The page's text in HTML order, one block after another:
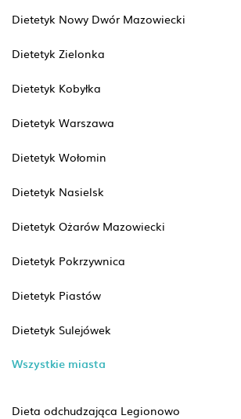
Dietetyk Nowy Dwór Mazowiecki
Dietetyk Zielonka
Dietetyk Kobyłka
Dietetyk Warszawa
Dietetyk Wołomin
Dietetyk Nasielsk
Dietetyk Ożarów Mazowiecki
Dietetyk Pokrzywnica
Dietetyk Piastów
Dietetyk Sulejówek
Wszystkie miasta
Dieta odchudzająca Legionowo